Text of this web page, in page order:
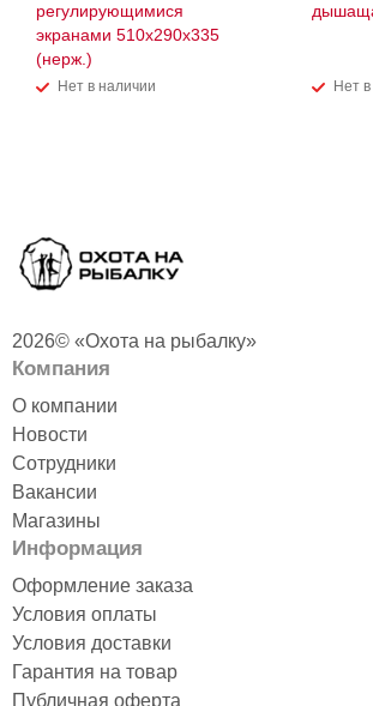
регулирующимися
экранами 510х290х335
(нерж.)
Нет в наличии Нет
2026© «Охота на рыбалку»
Компания
О компании
Новости
Сотрудники
Вакансии
Магазины
Информация
Оформление заказа
Условия оплаты
Условия доставки
Гарантия на товар
Публичная оферта